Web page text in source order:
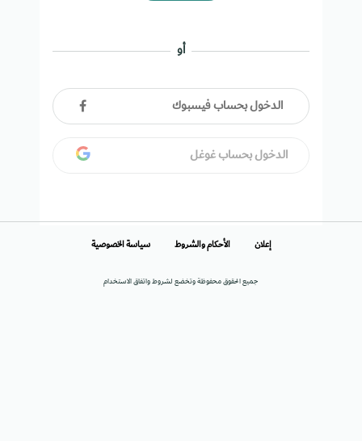
أو
الدخول بحساب فيسبوك
الدخول بحساب غوغل
جميع الحقوق محفوظة وتخضع لشروط واتفاق الاستخدام
إعلان الأحكام والشروط سياسة الخصوصية